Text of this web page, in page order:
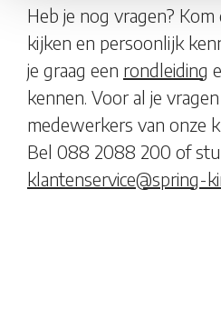
Heb je nog vragen?
kijken en persoonlijk
je graag een rondleiding
kennen. Voor al je
medewerkers van onze
Bel 088 2088 200 of
klantenservice@spring-